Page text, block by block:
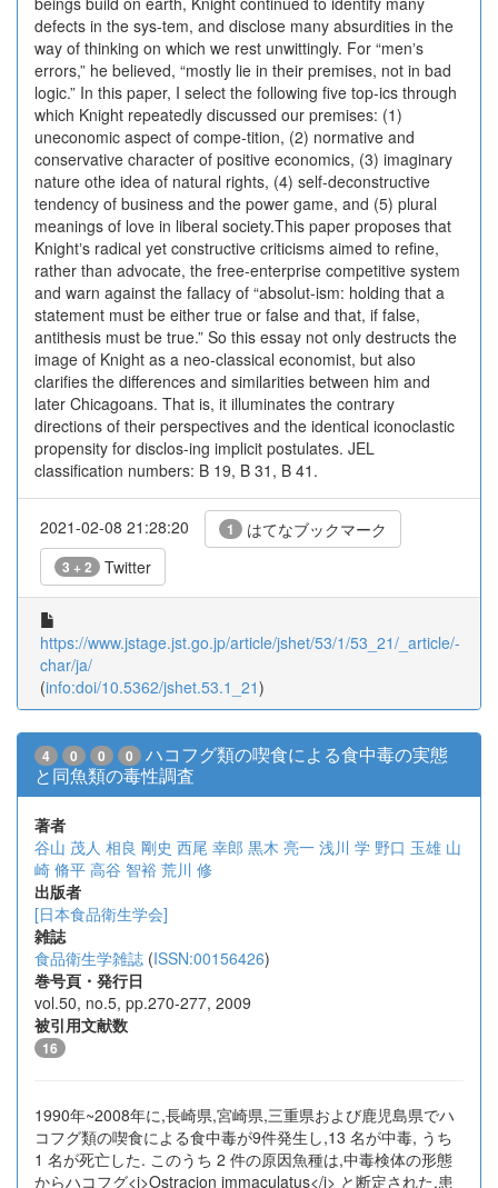
defects in the sys-tem, and disclose many absurdities in the
way of thinking on which we rest unwittingly. For “menʼs
errors,” he believed, “mostly lie in their premises, not in bad
logic.” In this paper, I select the following five top-ics through
which Knight repeatedly discussed our premises: (1)
uneconomic aspect of compe-tition, (2) normative and
conservative character of positive economics, (3) imaginary
nature othe idea of natural rights, (4) self-deconstructive
tendency of business and the power game, and (5) plural
meanings of love in liberal society.This paper proposes that
Knightʼs radical yet constructive criticisms aimed to refine,
rather than advocate, the free-enterprise competitive system
and warn against the fallacy of “absolut-ism: holding that a
statement must be either true or false and that, if false,
antithesis must be true.” So this essay not only destructs the
image of Knight as a neo-classical economist, but also
clarifies the differences and similarities between him and
later Chicagoans. That is, it illuminates the contrary
directions of their perspectives and the identical iconoclastic
propensity for disclos-ing implicit postulates. JEL
classification numbers: B 19, B 31, B 41.
2021-02-08 21:28:20 1 はてなブックマーク
3 + 2 Twitter
https://www.jstage.jst.go.jp/article/jshet/53/1/53_21/_article/-
char/ja/
(info:doi/10.5362/jshet.53.1_21)
4 0 0 0
ハコフグ類の喫食による食中毒の実態
と同魚類の毒性調査
著者
谷山 茂人 相良 剛史 西尾 幸郎 黒木 亮一 浅川 学 野口 玉雄 山
崎 脩平 高谷 智裕 荒川 修
出版者
[日本食品衛生学会]
雑誌
食品衛生学雑誌 (ISSN:00156426)
巻号頁・発行日
vol.50, no.5, pp.270-277, 2009
被引用文献数
16
1990年~2008年に,長崎県,宮崎県,三重県および鹿児島県でハ
コフグ類の喫食による食中毒が9件発生し,13 名が中毒, うち
1 名が死亡した. このうち 2 件の原因魚種は,中毒検体の形態
からハコフグ<i>Ostracion immaculatus</i> と断定された.患